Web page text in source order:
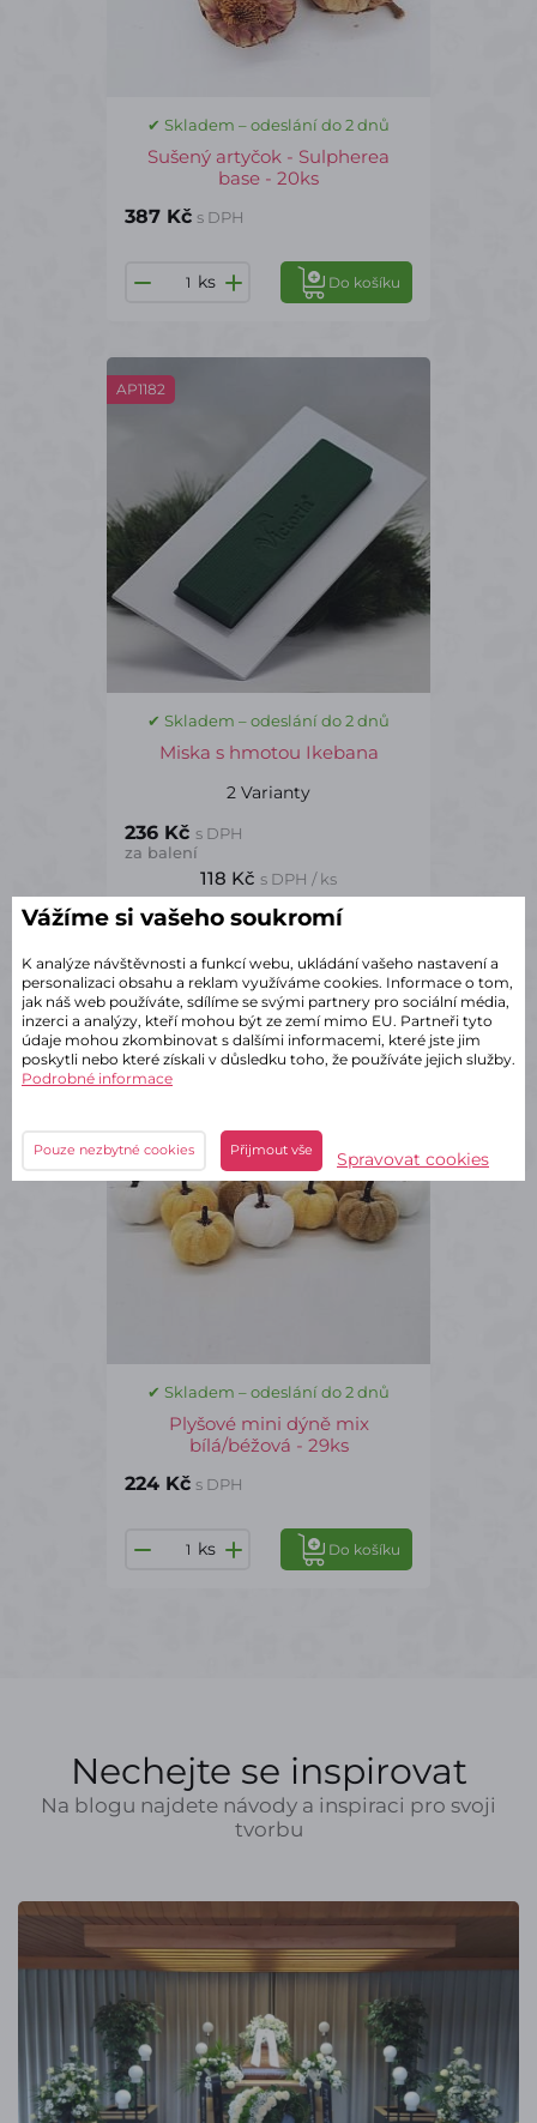
✔ Skladem – odeslání do 2 dnů
Sušený artyčok - Sulpherea
base - 20ks
387 Kč s DPH
ks Do košíku
AP1182
✔ Skladem – odeslání do 2 dnů
Miska s hmotou Ikebana
2 Varianty
236 Kč s DPH
za balení
118 Kč s DPH / ks
po 2 ks
DKP0544
✔ Skladem – odeslání do 2 dnů
Plyšové mini dýně mix
bílá/béžová - 29ks
224 Kč s DPH
ks Do košíku
Nechejte se inspirovat
Na blogu najdete návody a inspiraci pro svoji
tvorbu
Vážíme si vašeho soukromí
K analýze návštěvnosti a funkcí webu, ukládání vašeho nastavení a
personalizaci obsahu a reklam využíváme cookies. Informace o tom,
jak náš web používáte, sdílíme se svými partnery pro sociální média,
inzerci a analýzy, kteří mohou být ze zemí mimo EU. Partneři tyto
údaje mohou zkombinovat s dalšími informacemi, které jste jim
poskytli nebo které získali v důsledku toho, že používáte jejich služby.
Podrobné informace
Pouze nezbytné cookies Přijmout vše Spravovat cookies